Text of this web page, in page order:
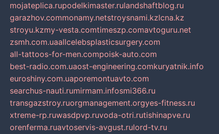
mojateplica.rupodelkimaster.rulandshaftblog.ru
garazhov.commonamy.netstroysnami.kzlcna.kz
stroyu.kzmy-vesta.comtimeszp.comavtoguru.net
zsmh.com.uaallcelebsplasticsurgery.com
all-tattoos-for-men.compoisk-auto.com
best-radio.com.uaost-engineering.comkuryatnik.info
euroshiny.com.uaporemontuavto.com
searchus-nauti.rumirmam.infosmi366.ru
transgazstroy.ruorgmanagement.orgyes-fitness.ru
xtreme-rp.ruwasdpvp.ruvoda-otri.rutishinapve.ru
orenferma.ruavtoservis-avgust.rulord-tv.ru